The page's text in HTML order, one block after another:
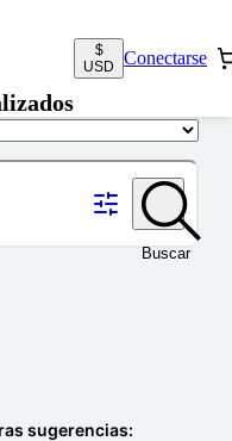
$
USD
Conectarse
Buscar
sugerencias: